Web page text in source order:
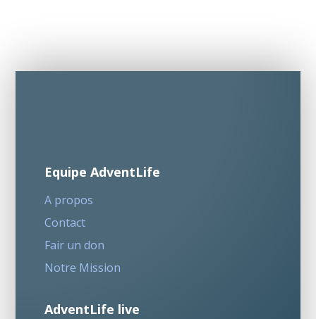
Equipe AdventLife
A propos
Contact
Fair un don
Notre Mission
AdventLife live